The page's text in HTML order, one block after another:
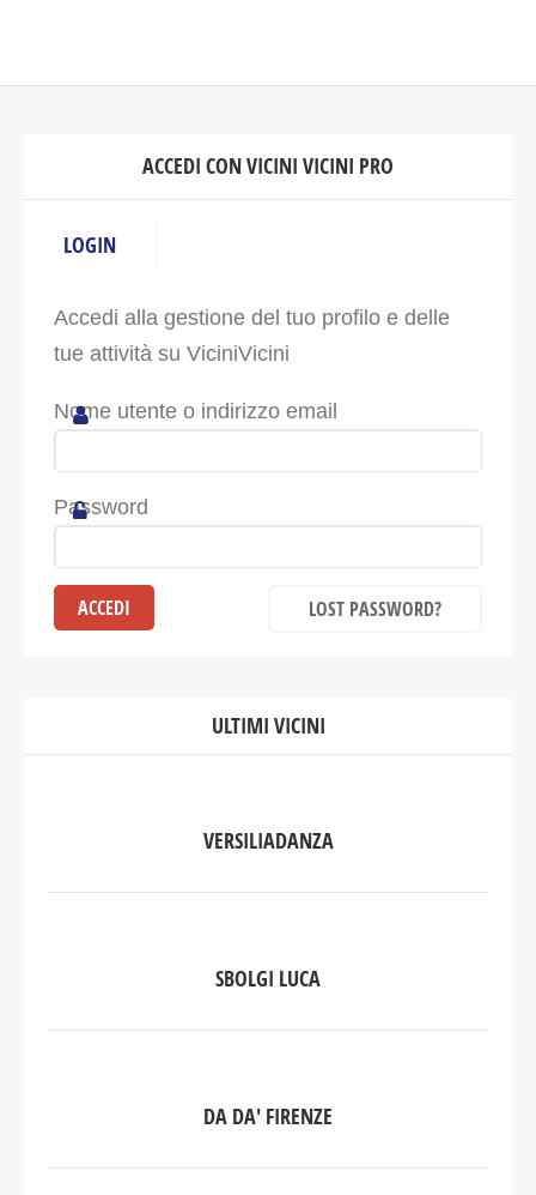
ACCEDI CON VICINI VICINI PRO
LOGIN
Accedi alla gestione del tuo profilo e delle
tue attività su ViciniVicini
Nome utente o indirizzo email
Password
LOST PASSWORD?
ULTIMI VICINI
VERSILIADANZA
SBOLGI LUCA
DA DA' FIRENZE